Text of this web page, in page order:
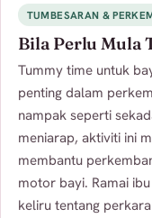
TUMBESARAN &
Bila Perlu Mula
Tummy time untuk
penting dalam
nampak seperti
meniarap, aktiviti ini
membantu
motor bayi. Ramai
keliru tentang